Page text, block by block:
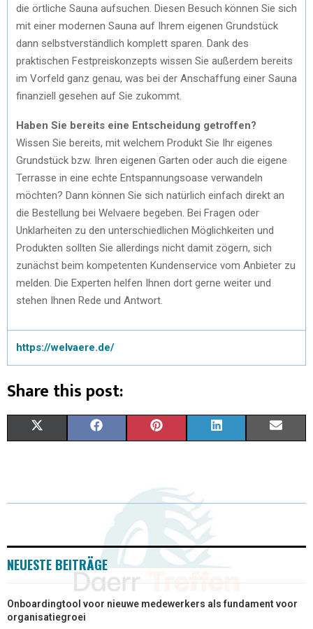
die örtliche Sauna aufsuchen. Diesen Besuch können Sie sich
mit einer modernen Sauna auf Ihrem eigenen Grundstück
dann selbstverständlich komplett sparen. Dank des
praktischen Festpreiskonzepts wissen Sie außerdem bereits
im Vorfeld ganz genau, was bei der Anschaffung einer Sauna
finanziell gesehen auf Sie zukommt.
Haben Sie bereits eine Entscheidung getroffen?
Wissen Sie bereits, mit welchem Produkt Sie Ihr eigenes
Grundstück bzw. Ihren eigenen Garten oder auch die eigene
Terrasse in eine echte Entspannungsoase verwandeln
möchten? Dann können Sie sich natürlich einfach direkt an
die Bestellung bei Welvaere begeben. Bei Fragen oder
Unklarheiten zu den unterschiedlichen Möglichkeiten und
Produkten sollten Sie allerdings nicht damit zögern, sich
zunächst beim kompetenten Kundenservice vom Anbieter zu
melden. Die Experten helfen Ihnen dort gerne weiter und
stehen Ihnen Rede und Antwort.
https://welvaere.de/
Share this post:
W
E
E
B
O
K
T
E
R
S
K
N
I
NEUESTE BEITRÄGE
Onboardingtool voor nieuwe medewerkers als fundament voor
organisatiegroei